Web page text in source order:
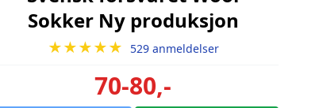
Sokker Ny produksjon
★★★★★ 529 anmeldelser
70-80,-